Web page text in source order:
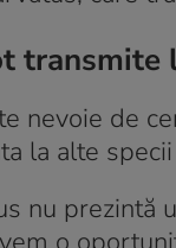
nevoie de
la alte
nu prezintă